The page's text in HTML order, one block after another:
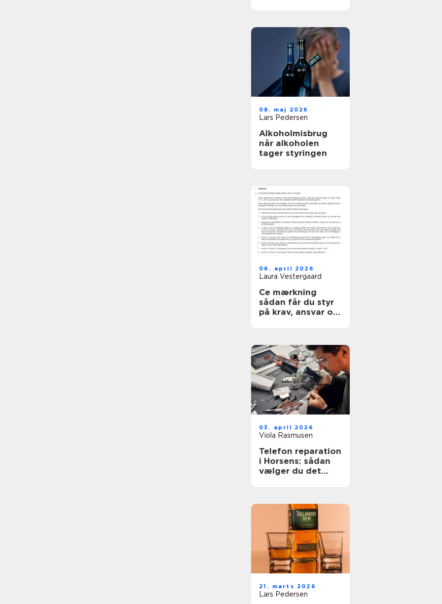
08. maj 2026
Lars Pedersen
Alkoholmisbrug
når alkoholen
tager styringen
06. april 2026
Laura Vestergaard
Ce mærkning
sådan får du styr
på krav, ansvar og
03. april 2026
Viola Rasmusen
Telefon reparation
i Horsens: sådan
vælger du det
21. marts 2026
Lars Pedersen